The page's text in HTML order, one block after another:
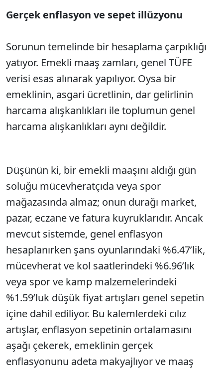
Gerçek enflasyon ve sepet illüzyonu
Sorunun temelinde bir hesaplama çarpıklığı
yatıyor. Emekli maaş zamları, genel TÜFE
verisi esas alınarak yapılıyor. Oysa bir
emeklinin, asgari ücretlinin, dar gelirlinin
harcama alışkanlıkları ile toplumun genel
harcama alışkanlıkları aynı değildir.
Düşünün ki, bir emekli maaşını aldığı gün
soluğu mücevheratçıda veya spor
mağazasında almaz; onun durağı market,
pazar, eczane ve fatura kuyruklarıdır. Ancak
mevcut sistemde, genel enflasyon
hesaplanırken şans oyunlarındaki %6.47’lik,
mücevherat ve kol saatlerindeki %6.96’lık
veya spor ve kamp malzemelerindeki
%1.59’luk düşük fiyat artışları genel sepetin
içine dahil ediliyor. Bu kalemlerdeki cılız
artışlar, enflasyon sepetinin ortalamasını
aşağı çekerek, emeklinin gerçek
enflasyonunu adeta makyajlıyor ve maaş